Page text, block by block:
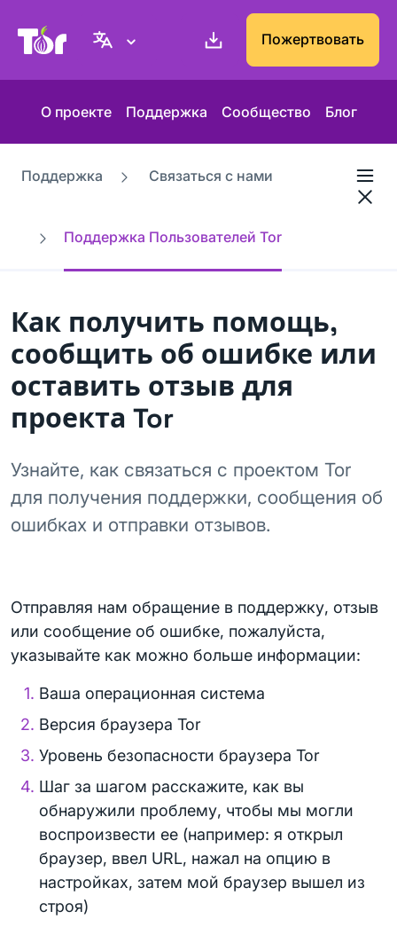
Веб-сайт Проекта Tor Пожертвовать
О проекте Поддержка Сообщество Блог
Поддержка Связаться с нами
Поддержка Пользователей Tor
Как получить помощь,
сообщить об ошибке или
оставить отзыв для
проекта Tor
Узнайте, как связаться с проектом Tor
для получения поддержки, сообщения об
ошибках и отправки отзывов.
Отправляя нам обращение в поддержку, отзыв
или сообщение об ошибке, пожалуйста,
указывайте как можно больше информации:
Ваша операционная система
Версия браузера Tor
Уровень безопасности браузера Tor
Шаг за шагом расскажите, как вы
обнаружили проблему, чтобы мы могли
воспроизвести ее (например: я открыл
браузер, ввел URL, нажал на опцию в
настройках, затем мой браузер вышел из
строя)